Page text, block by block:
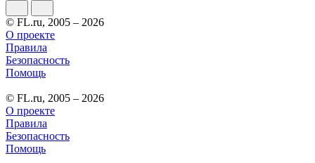
© FL.ru, 2005 – 2026
О проекте
Правила
Безопасность
Помощь
© FL.ru, 2005 – 2026
О проекте
Правила
Безопасность
Помощь